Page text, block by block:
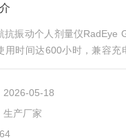
抗振动个人剂量仪RadEye
用时间达600小时，兼容充
应运输颠簸及现场作业环
2026-05-18
生产厂家